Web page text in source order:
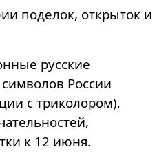
поделок, открыток и
русские
России
с триколором),
к 12 июня.